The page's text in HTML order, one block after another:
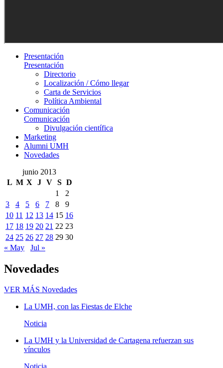
Presentación
Presentación
Directorio
Localización / Cómo llegar
Carta de Servicios
Política Ambiental
Comunicación
Comunicación
Divulgación científica
Marketing
Alumni UMH
Novedades
junio 2013
L M X J V S D
1
2
3
4 5 6 7 8
9
10 11 12 13 14 15 16
17 18 19 20 21 22 23
24 25 26 27 28 29 30
« May
Jul »
Novedades
VER MÁS Novedades
La UMH, con las Fiestas de Elche
Noticia
La UMH y la Universidad de Cartagena refuerzan sus
vínculos